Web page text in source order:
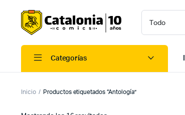
Categorías
Inicio Productos etiquetados “Antología”